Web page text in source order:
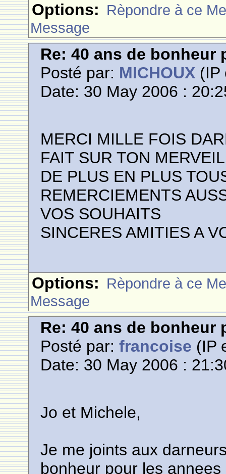
Options: Rèpondre à ce
Message
Re: 40 ans de bonheur
Posté par: MICHOUX (IP
Date: 30 May 2006 :
MERCI MILLE FOIS
FAIT SUR TON
DE PLUS EN PLUS
REMERCIEMENTS
VOS SOUHAITS
SINCERES AMITIES A
Options: Rèpondre à ce
Message
Re: 40 ans de bonheur
Posté par:francoise (IP
Date: 30 May 2006 :
Jo et Michele,
Je me joints aux
bonheur pour les